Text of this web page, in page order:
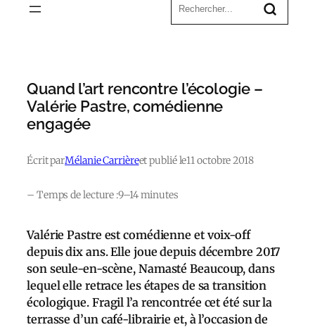
Quand l’art rencontre l’écologie –
Valérie Pastre, comédienne
engagée
Écrit parMélanie Carrièreet publié le11 octobre 2018
– Temps de lecture :9–14 minutes
Valérie Pastre est comédienne et voix-off
depuis dix ans. Elle joue depuis décembre 2017
son seule-en-scène, Namasté Beaucoup, dans
lequel elle retrace les étapes de sa transition
écologique. Fragil l’a rencontrée cet été sur la
terrasse d’un café-librairie et, à l’occasion de